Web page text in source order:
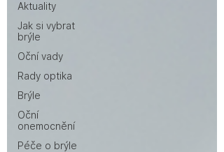
Aktuality
Jak si vybrat
brýle
Oční vady
Rady optika
Brýle
Oční
onemocnění
Péče o brýle